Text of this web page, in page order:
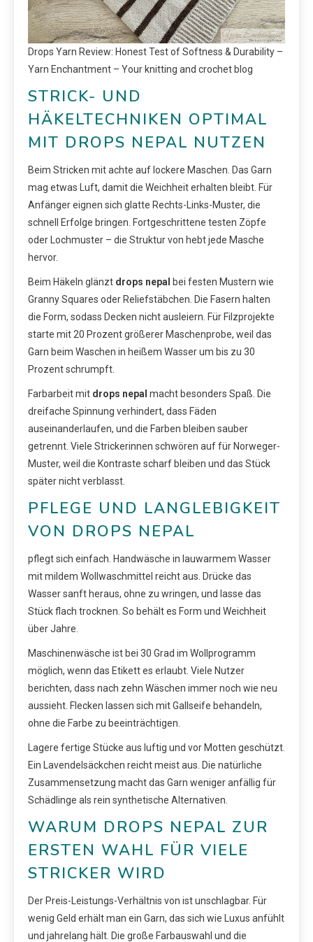
Drops Yarn Review: Honest Test of Softness & Durability –
Yarn Enchantment – Your knitting and crochet blog
STRICK- UND
HÄKELTECHNIKEN OPTIMAL
MIT DROPS NEPAL NUTZEN
Beim Stricken mit achte auf lockere Maschen. Das Garn
mag etwas Luft, damit die Weichheit erhalten bleibt. Für
Anfänger eignen sich glatte Rechts-Links-Muster, die
schnell Erfolge bringen. Fortgeschrittene testen Zöpfe
oder Lochmuster – die Struktur von hebt jede Masche
hervor.
Beim Häkeln glänzt drops nepal
bei festen Mustern wie
Granny Squares oder Reliefstäbchen. Die Fasern halten
die Form, sodass Decken nicht ausleiern. Für Filzprojekte
starte mit 20 Prozent größerer Maschenprobe, weil das
Garn beim Waschen in heißem Wasser um bis zu 30
Prozent schrumpft.
Farbarbeit mit drops nepal macht besonders Spaß. Die
dreifache Spinnung verhindert, dass Fäden
auseinanderlaufen, und die Farben bleiben sauber
getrennt. Viele Strickerinnen schwören auf für Norweger-
Muster, weil die Kontraste scharf bleiben und das Stück
später nicht verblasst.
PFLEGE UND LANGLEBIGKEIT
VON DROPS NEPAL
pflegt sich einfach. Handwäsche in lauwarmem Wasser
mit mildem Wollwaschmittel reicht aus. Drücke das
Wasser sanft heraus, ohne zu wringen, und lasse das
Stück flach trocknen. So behält es Form und Weichheit
über Jahre.
Maschinenwäsche ist bei 30 Grad im Wollprogramm
möglich, wenn das Etikett es erlaubt. Viele Nutzer
berichten, dass nach zehn Wäschen immer noch wie neu
aussieht. Flecken lassen sich mit Gallseife behandeln,
ohne die Farbe zu beeinträchtigen.
Lagere fertige Stücke aus luftig und vor Motten geschützt.
Ein Lavendelsäckchen reicht meist aus. Die natürliche
Zusammensetzung macht das Garn weniger anfällig für
Schädlinge als rein synthetische Alternativen.
WARUM DROPS NEPAL ZUR
ERSTEN WAHL FÜR VIELE
STRICKER WIRD
Der Preis-Leistungs-Verhältnis von ist unschlagbar. Für
wenig Geld erhält man ein Garn, das sich wie Luxus anfühlt
und jahrelang hält. Die große Farbauswahl und die